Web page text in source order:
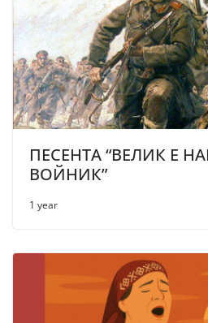
ПЕСЕНТА “ВЕЛИК Е
ВОЙНИК”
1 year